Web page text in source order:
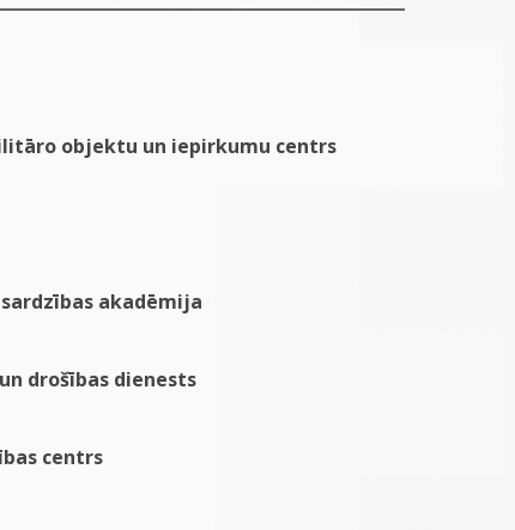
objektu un iepirkumu centrs
akadēmija
drošības dienests
centrs